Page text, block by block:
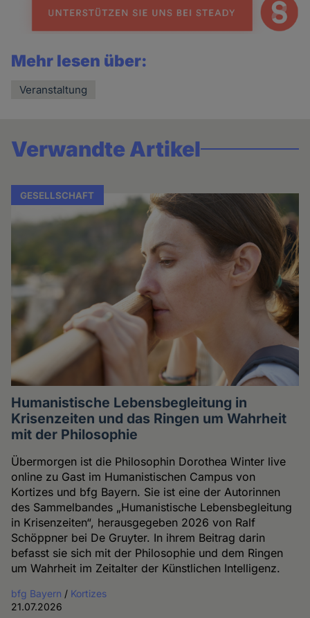
Mehr lesen über:
Veranstaltung
Verwandte Artikel
GESELLSCHAFT
Humanistische Lebensbegleitung in
Krisenzeiten und das Ringen um Wahrheit
mit der Philosophie
Übermorgen ist die Philosophin Dorothea Winter live
online zu Gast im Humanistischen Campus von
Kortizes und bfg Bayern. Sie ist eine der Autorinnen
des Sammelbandes „Humanistische Lebensbegleitung
in Krisenzeiten“, herausgegeben 2026 von Ralf
Schöppner bei De Gruyter. In ihrem Beitrag darin
befasst sie sich mit der Philosophie und dem Ringen
um Wahrheit im Zeitalter der Künstlichen Intelligenz.
bfg Bayern / Kortizes
21.07.2026